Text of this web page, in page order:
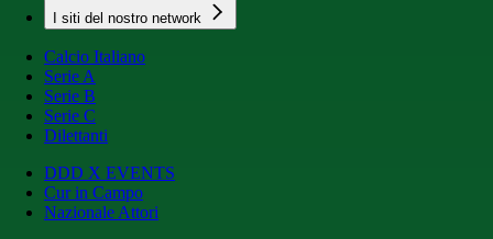
I siti del nostro network
Calcio Italiano
Serie A
Serie B
Serie C
Dilettanti
DDD X EVENTS
Cur in Campo
Nazionale Attori